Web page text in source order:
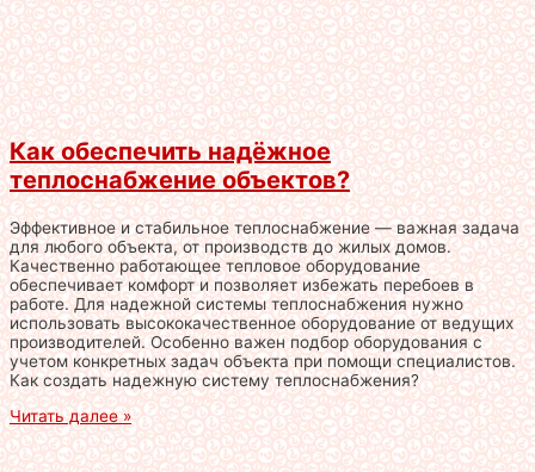
Как обеспечить надёжное
теплоснабжение объектов?
Эффективное и стабильное теплоснабжение — важная задача
для любого объекта, от производств до жилых домов.
Качественно работающее тепловое оборудование
обеспечивает комфорт и позволяет избежать перебоев в
работе. Для надежной системы теплоснабжения нужно
использовать высококачественное оборудование от ведущих
производителей. Особенно важен подбор оборудования с
учетом конкретных задач объекта при помощи специалистов.
Как создать надежную систему теплоснабжения?
Читать далее »